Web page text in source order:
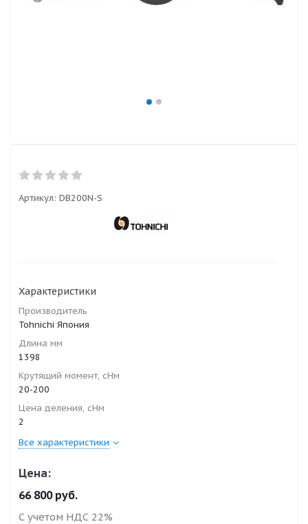
Артикул: DB200N-S
Характеристики
Производитель
Tohnichi Япония
Длина мм
1398
Крутящий момент, сНм
20-200
Цена деления, сНм
2
Все характеристики
Цена:
66 800руб.
С учетом НДС 22%